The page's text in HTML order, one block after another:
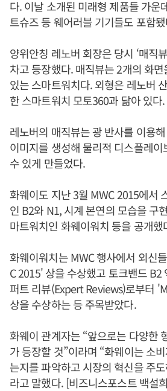
다. 이날 소개된 미래형 제품들 가운
트슈즈 등 웨어러블 기기들도 포함
양위안칭 레노버 회장은 당시 ‘매직
차고 등장했다. 매직뷰는 2개의 화
있는 스마트워치다. 외형은 레노버
한 스마트워치 모토360과 닮아 있다.
레노버의 매직뷰는 광 반사를 이용
이미지를 생성해 물리적 디스플레
수 있게 만들었다.
화웨이도 지난 3월 MWC 2015에서
인 B2와 N1, 시계 본연의 모습을 구
마트워치인 화웨이워치 등을 공개했
화웨이워치는 MWC 행사에서 외신
C 2015' 상을 수상했고 토크밴드 B2
퍼트 리뷰(Expert Reviews)로부터
상을 수상하는 등 주목받았다.
화웨이 관계자는 “앞으로는 다양한
가 등장할 것”이라며 “화웨이는 소
는지를 파악하고 시장의 혁신을 주
라고 말했다. [비즈니스포스트 백설